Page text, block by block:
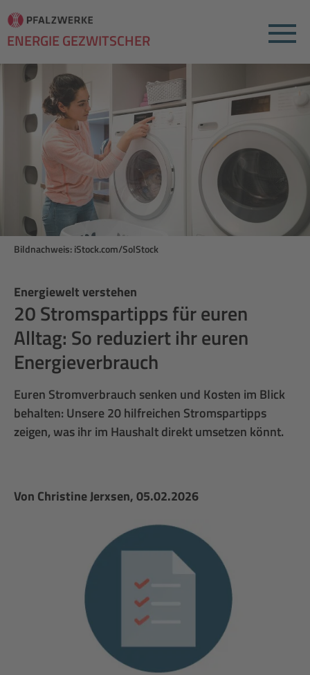
ENERGIE GEZWITSCHER Menu
Energiewelt verstehen
20 Stromspartipps für euren
Alltag: So reduziert ihr euren
Energieverbrauch
Euren Stromverbrauch senken und Kosten im Blick
behalten: Unsere 20 hilfreichen Stromspartipps
zeigen, was ihr im Haushalt direkt umsetzen könnt.
Bildnachweis: iStock.com/SolStock
Von Christine Jerxsen, 05.02.2026